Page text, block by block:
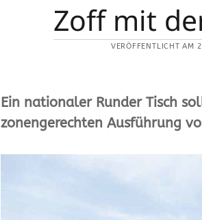
Zoff mit
VERÖFFENTLICHT AM
Ein nationaler Runder Tisch
zonengerechten Ausführung